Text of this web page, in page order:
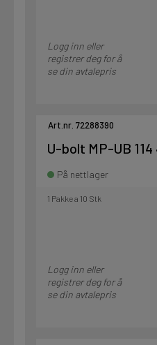
Logg inn eller
registrer deg for å
se din avtalepris
Art.nr. 72288390
U-bolt MP-UB 114
På nettlager
1 Pakke a 10 Stk
Logg inn eller
registrer deg for å
se din avtalepris